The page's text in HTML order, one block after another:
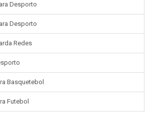
Desporto
Desporto
Redes
Basquetebol
Futebol